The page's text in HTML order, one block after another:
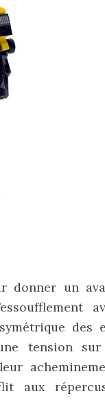
donner un
des
tension sur
aux